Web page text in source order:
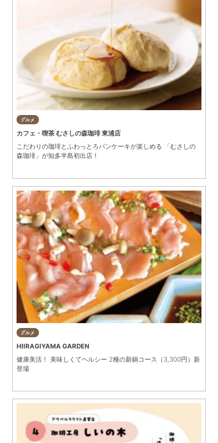
グルメ
カフェ・喫茶 むさしの森珈琲 東浦店
こだわりの珈琲とふわっとろパンケーキが楽しめる 「むさしの
森珈琲」が知多半島初出店！
グルメ
HIIRAGIYAMA GARDEN
健康美活！ 美味しくてヘルシー 2種の新鍋コース（3,300円）新
登場